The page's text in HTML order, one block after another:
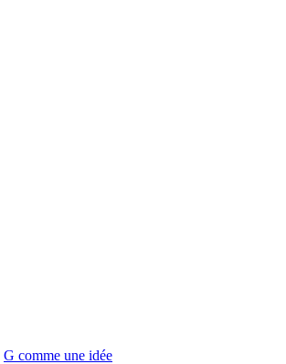
G comme une idée